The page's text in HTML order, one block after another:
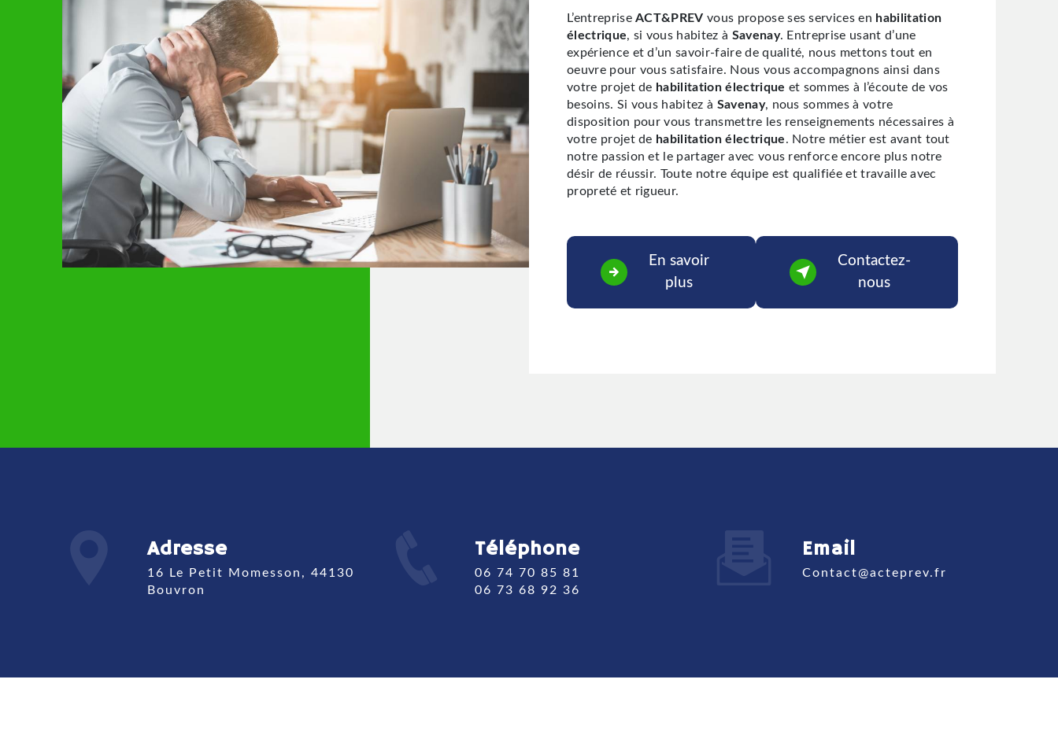
L’entrepriseACT&PREV vous propose ses services en habilitation
électrique, si vous habitez à Savenay. Entreprise usant d’une
expérience et d’un savoir-faire de qualité, nous mettons tout en
oeuvre pour vous satisfaire. Nous vous accompagnons ainsi dans
votre projet de habilitation électrique et sommes à l’écoute de vos
besoins. Si vous habitez à Savenay, nous sommes à votre
disposition pour vous transmettre les renseignements nécessaires à
votre projet de habilitation électrique. Notre métier est avant tout
notre passion et le partager avec vous renforce encore plus notre
désir de réussir. Toute notre équipe est qualifiée et travaille avec
propreté et rigueur.
En savoir
plus
Contactez-
nous
Adresse
16 Le Petit Momesson, 44130
Bouvron
Téléphone
06 74 70 85 81
06 73 68 92 36
Email
contact@acteprev.fr